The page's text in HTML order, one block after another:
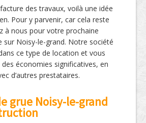
des travaux, voilà une idée
Pour y parvenir, car cela reste
à nous pour votre prochaine
sur Noisy-le-grand. Notre société
ce type de location et vous
économies significatives, en
d’autres prestataires.
grue Noisy-le-grand